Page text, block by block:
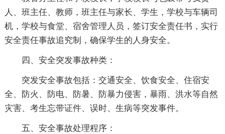
人、班主任、教师，班主任与家长、学生，学校与车辆司
机，学校与食堂、宿舍管理人员，签订安全责任书，实行
安全责任事故追究制，确保学生的人身安全。
四、安全突发事故种类：
突发安全事故包括：交通安全、饮食安全、住宿安
全、防火、防电、防暑、防暴力侵害，暴雨、洪水等自然
灾害、考生忘带证件、误时、生病等突发事件。
五、安全事故处理程序：